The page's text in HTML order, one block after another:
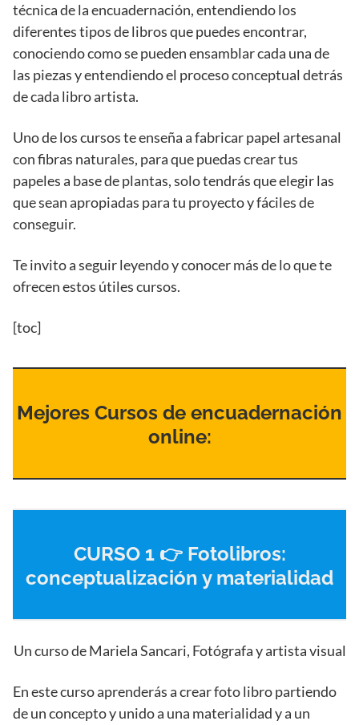
técnica de la encuadernación, entendiendo los
diferentes tipos de libros que puedes encontrar,
conociendo como se pueden ensamblar cada una de
las piezas y entendiendo el proceso conceptual detrás
de cada libro artista.
Uno de los cursos te enseña a fabricar papel artesanal
con fibras naturales, para que puedas crear tus
papeles a base de plantas, solo tendrás que elegir las
que sean apropiadas para tu proyecto y fáciles de
conseguir.
Te invito a seguir leyendo y conocer más de lo que te
ofrecen estos útiles cursos.
[toc]
Mejores Cursos de encuadernación
online:
CURSO 1 👉 Fotolibros:
conceptualización y materialidad
Un curso de Mariela Sancari, Fotógrafa y artista visual
En este curso aprenderás a crear foto libro partiendo
de un concepto y unido a una materialidad y a un